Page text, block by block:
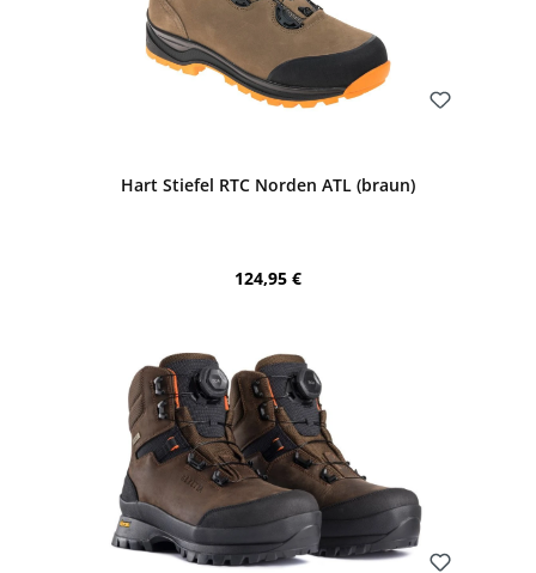
Hart Stiefel RTC Norden ATL (braun)
Regulärer Preis:
124,95 €